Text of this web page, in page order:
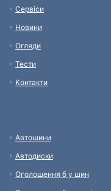
Сервіси
Новини
Огляди
Тести
Контакти
Автошини
Автодиски
Оголошення б у шин